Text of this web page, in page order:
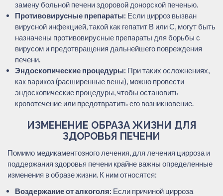
замену больной печени здоровой донорской печенью.
Противовирусные препараты: Если цирроз вызван
вирусной инфекцией, такой как гепатит В или С, могут быть
назначены противовирусные препараты для борьбы с
вирусом и предотвращения дальнейшего повреждения
печени.
Эндоскопические процедуры: При таких осложнениях,
как варикоз (расширенные вены), можно провести
эндоскопические процедуры, чтобы остановить
кровотечение или предотвратить его возникновение.
ИЗМЕНЕНИЕ ОБРАЗА ЖИЗНИ ДЛЯ
ЗДОРОВЬЯ ПЕЧЕНИ
Помимо медикаментозного лечения, для лечения цирроза и
поддержания здоровья печени крайне важны определенные
изменения в образе жизни. К ним относятся:
Воздержание от алкоголя: Если причиной цирроза